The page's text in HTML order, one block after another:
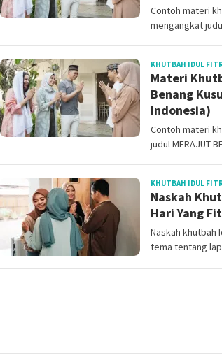
Contoh materi
mengangkat
KHUTBAH IDUL
Materi
Benang
Indonesia)
Contoh materi
judul MERAJUT
KHUTBAH IDUL
Naskah
Hari Yang
Naskah khutbah
tema tentang